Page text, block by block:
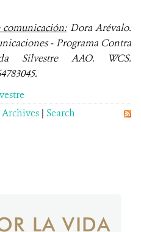
comunicación:Dora Arévalo.
- Programa Contra
AAO. WCS.
Archives | Search
LA VIDA